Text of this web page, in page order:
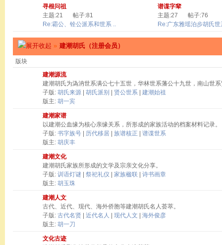
寻根问祖
主题:21
帖子:81
Re:霸公、铨公派系和世系 ..
谱谍字辈
主题:27
帖子:76
Re:广东雅瑶泊步胡氏世
» 建潮胡氏（注册会员）
版块
建潮源流
建潮胡氏为溈汭世系满公七十五世，华林世系藩公十九世，南山世
子版: 胡氏来源 胡氏派别 贤公世系
建潮始祖
版主: 胡一宾
建潮家谱
以建潮公血缘为核心亲缘关系，所形成的家族活动的档案材料记录。
子版: 书字族号 历代移居 族谱核正
谱谍世系
版主: 胡庆丰
建潮文化
建潮胡氏家族所形成的文学及宗亲文化分享。
子版: 训语灯谜 祭祀礼仪 家族楹联
诗书画章
版主: 胡玉珠
建潮人文
古代、近代、现代、海外侨胞等建潮胡氏名人荟萃。
子版: 古代名贤 近代名人 现代人文
海外俊彦
版主: 胡一刀
文化古迹